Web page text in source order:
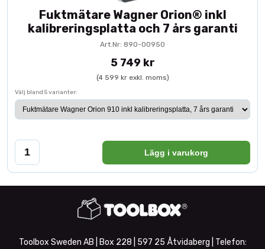
Fuktmätare Wagner Orion® inkl
kalibreringsplatta och 7 års garanti
Art.Nr: 890-00950
5 749 kr
(4 599 kr exkl. moms)
Välj bland 5 varianter:
Lägg i varukorg
Toolbox Sweden AB | Box 228 | 597 25 Åtvidaberg | Telefon: